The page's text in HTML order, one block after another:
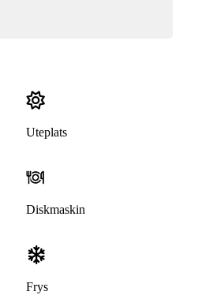
Uteplats
Diskmaskin
Frys